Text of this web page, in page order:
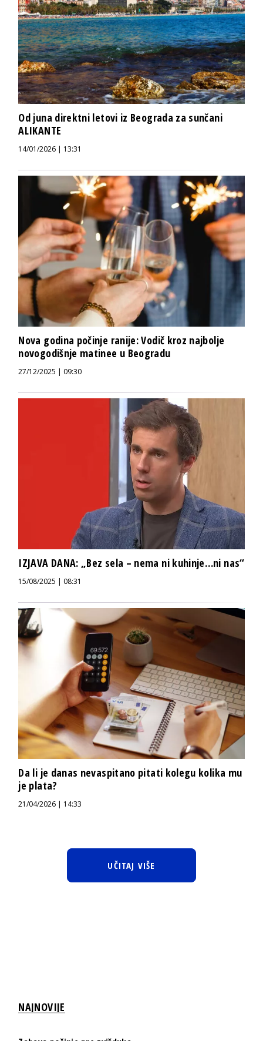
Od juna direktni letovi iz Beograda za sunčani
ALIKANTE
14/01/2026 | 13:31
Nova godina počinje ranije: Vodič kroz najbolje
novogodišnje matinee u Beogradu
27/12/2025 | 09:30
IZJAVA DANA: „Bez sela – nema ni kuhinje…ni nas“
15/08/2025 | 08:31
Da li je danas nevaspitano pitati kolegu kolika mu
je plata?
21/04/2026 | 14:33
UČITAJ VIŠE
NAJNOVIJE